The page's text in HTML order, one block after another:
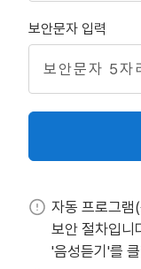
보안문자 입력
자동 프로그램
보안 절차입니
'음성듣기'를